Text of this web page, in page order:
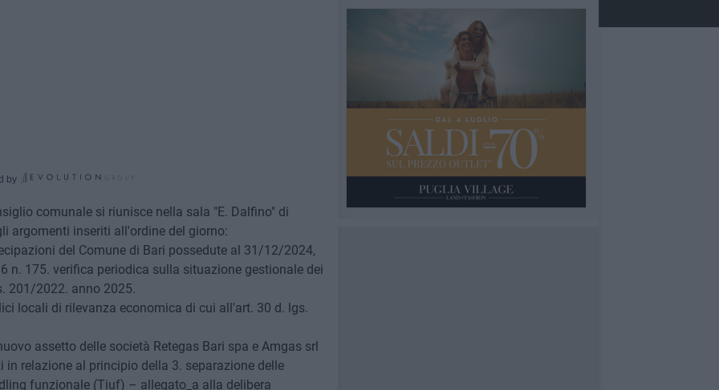
by
comunale si riunisce nella sala "E. Dalfino" di
argomenti inseriti all'ordine del giorno:
del Comune di Bari possedute al 31/12/2024,
n. 175. verifica periodica sulla situazione gestionale dei
201/2022. anno 2025.
locali di rilevanza economica di cui all'art. 30 d. lgs.
assetto delle società Retegas Bari spa e Amgas srl
relazione al principio della 3. separazione delle
funzionale (Tiuf) – allegato_a alla delibera